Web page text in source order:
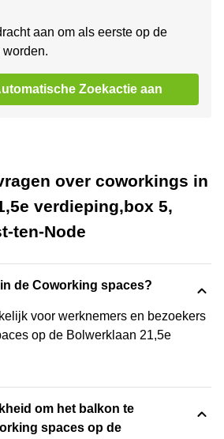
aan om als eerste op de
worden.
Zoekactie aan
over coworkings in
verdieping,box 5,
ten-Node
de Coworking spaces?
voor werknemers en bezoekers
op de Bolwerklaan 21,5e
om het balkon te
spaces op de